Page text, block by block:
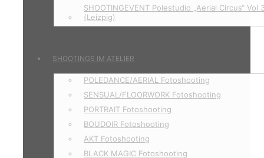
SHOOTINGEVENT Polestudio „Aerial Circus“ Vol
(Leizpig)
SHOOTINGS IM ATELIER
POLEDANCE/AERIAL Fotoshooting
SENSUAL/FLOORWORK Fotoshooting
PORTRAIT Fotoshooting
BOUDOIR Fotoshooting
AKT Fotoshooting
BLACK MAGIC Fotoshooting